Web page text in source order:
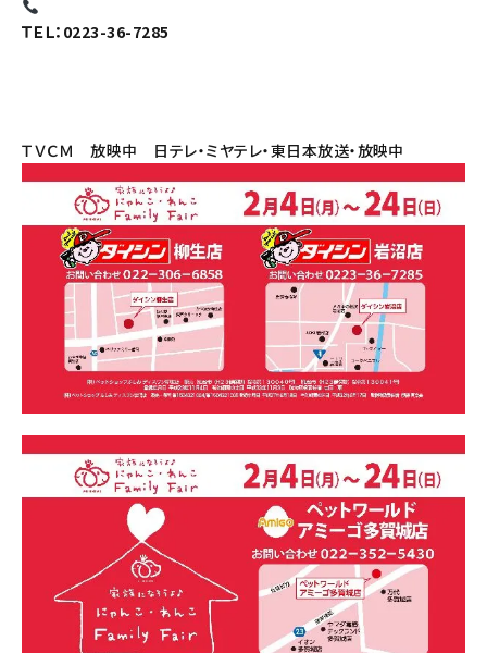
ＴＥＬ：0223-36-7285
ＴＶＣＭ 放映中 日テレ・ミヤテレ・東日本放送・放映中